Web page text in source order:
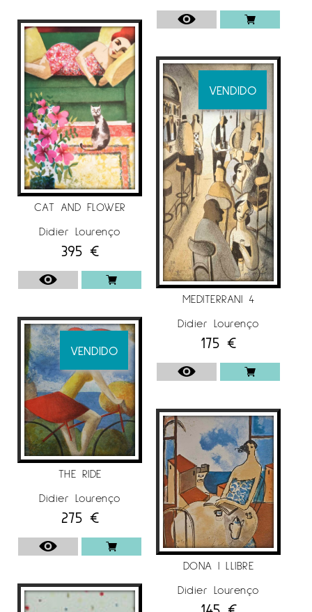
CAT AND FLOWER
Didier Lourenço
395 €
VENDIDO
THE RIDE
Didier Lourenço
275 €
VENDIDO
MEDITERRANI 4
Didier Lourenço
175 €
DONA I LLIBRE
Didier Lourenço